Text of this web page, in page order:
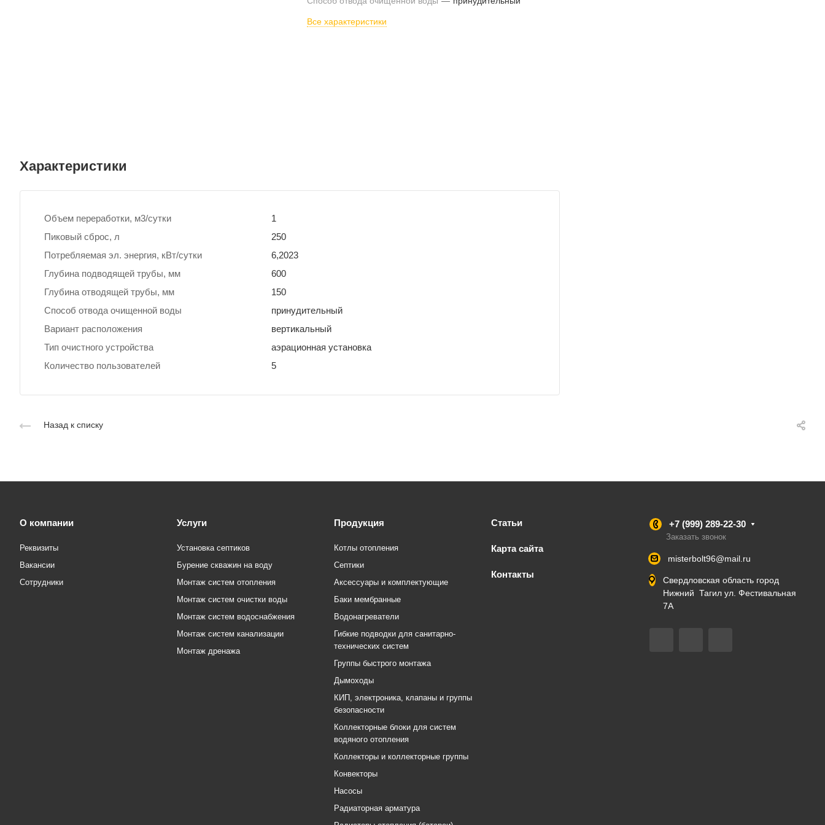
Все характеристики
Характеристики
Объем переработки, м3/сутки
1
Пиковый сброс, л
250
Потребляемая эл. энергия, кВт/сутки
6,2023
Глубина подводящей трубы, мм
600
Глубина отводящей трубы, мм
150
Способ отвода очищенной воды
принудительный
Вариант расположения
вертикальный
Тип очистного устройства
аэрационная установка
Количество пользователей
5
Назад к списку
О компании
Реквизиты
Вакансии
Сотрудники
Услуги
Установка септиков
Бурение скважин на воду
Монтаж систем отопления
Монтаж систем очистки воды
Монтаж систем водоснабжения
Монтаж систем канализации
Монтаж дренажа
Продукция
Котлы отопления
Септики
Аксессуары и комплектующие
Баки мембранные
Водонагреватели
Гибкие подводки для санитарно-
технических систем
Группы быстрого монтажа
Дымоходы
КИП, электроника, клапаны и группы
безопасности
Коллекторные блоки для систем
водяного отопления
Коллекторы и коллекторные группы
Конвекторы
Насосы
Радиаторная арматура
Статьи
Карта сайта
Контакты
+7 (999) 289-22-30
Заказать звонок
misterbolt96@mail.ru
Свердловская область город
Нижний Тагил ул. Фестивальная
7А